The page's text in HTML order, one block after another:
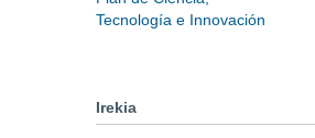
Tecnología e Innovación
Irekia